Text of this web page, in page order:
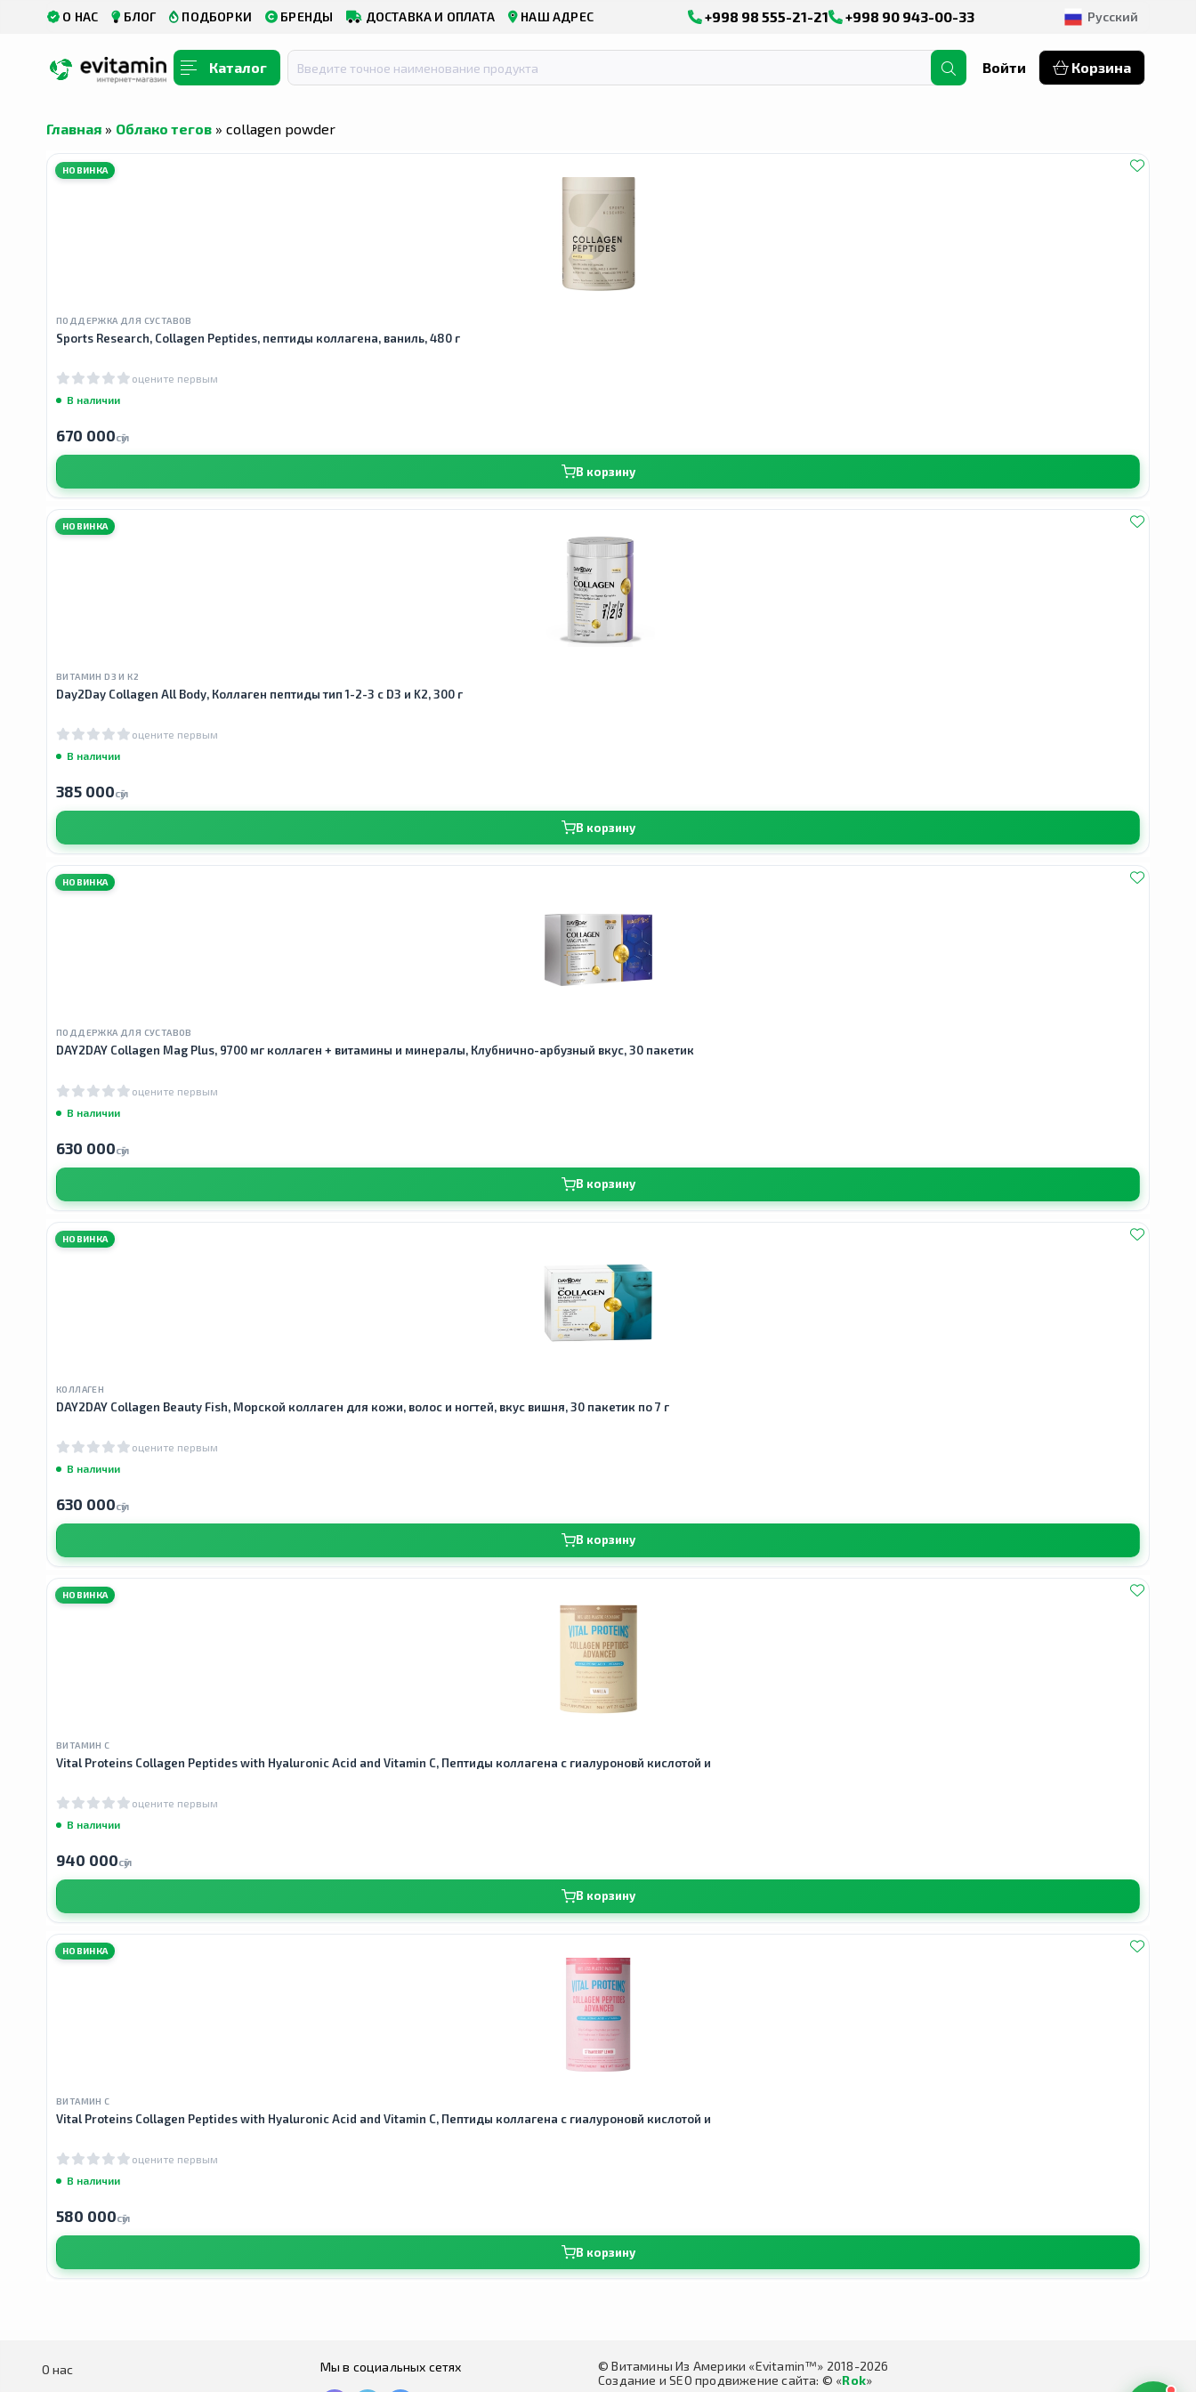
О НАС БЛОГ ПОДБОРКИ БРЕНДЫ ДОСТАВКА И ОПЛАТА НАШ АДРЕС +998 98 555-21-21 +998 90 943-00-33 Русский
Каталог Войти Корзина
Главная » Облако тегов » collagen powder
НОВИНКА
ПОДДЕРЖКА ДЛЯ СУСТАВОВ
Sports Research, Collagen Peptides, пептиды коллагена, ваниль, 480 г
оцените первым
В наличии
670 000сӯм
В корзину
НОВИНКА
ВИТАМИН D3 И К2
Day2Day Collagen All Body, Коллаген пептиды тип 1-2-3 с D3 и K2, 300 г
оцените первым
В наличии
385 000сӯм
В корзину
НОВИНКА
ПОДДЕРЖКА ДЛЯ СУСТАВОВ
DAY2DAY Collagen Mag Plus, 9700 мг коллаген + витамины и минералы, Клубнично-арбузный вкус, 30 пакетик
оцените первым
В наличии
630 000сӯм
В корзину
НОВИНКА
КОЛЛАГЕН
DAY2DAY Collagen Beauty Fish, Морской коллаген для кожи, волос и ногтей, вкус вишня, 30 пакетик по 7 г
оцените первым
В наличии
630 000сӯм
В корзину
НОВИНКА
ВИТАМИН С
Vital Proteins Collagen Peptides with Hyaluronic Acid and Vitamin C, Пептиды коллагена с гиалуроновй кислотой и
оцените первым
В наличии
940 000сӯм
В корзину
НОВИНКА
ВИТАМИН С
Vital Proteins Collagen Peptides with Hyaluronic Acid and Vitamin C, Пептиды коллагена с гиалуроновй кислотой и
оцените первым
В наличии
580 000сӯм
В корзину
О нас
Мы в социальных сетях
© Витамины Из Америки «Evitamin™» 2018-2026
Создание и SEO продвижение сайта: © «Rok»